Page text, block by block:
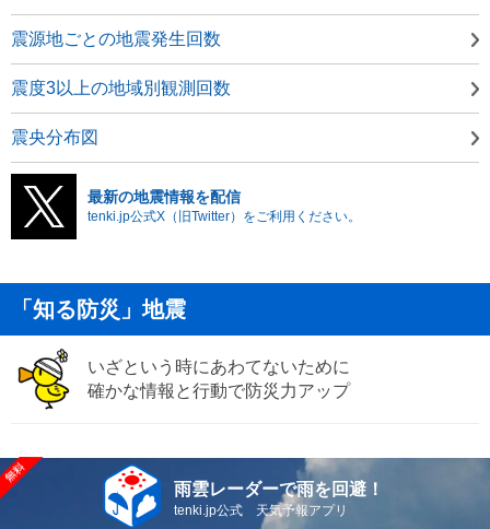
震源地ごとの地震発生回数
震度3以上の地域別観測回数
震央分布図
最新の地震情報を配信
tenki.jp公式X（旧Twitter）をご利用ください。
「知る防災」地震
いざという時にあわてないために
確かな情報と行動で防災力アップ
雨雲レーダーで雨を回避！
tenki.jp公式 天気予報アプリ